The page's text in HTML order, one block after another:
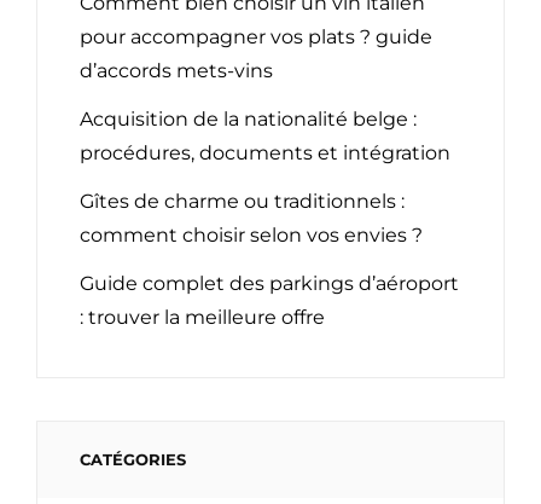
pour accompagner vos plats ? guide
d’accords mets-vins
Acquisition de la nationalité belge :
procédures, documents et intégration
Gîtes de charme ou traditionnels :
comment choisir selon vos envies ?
Guide complet des parkings d’aéroport
: trouver la meilleure offre
CATÉGORIES